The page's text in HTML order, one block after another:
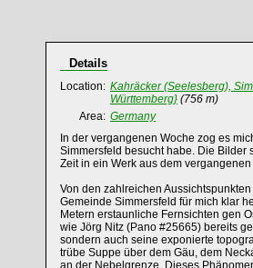
Details
Location: Kahräcker (Seelesberg),
Württemberg} (756 m)
Area: Germany
In der vergangenen Woche zog es
Simmersfeld besucht habe. Die Bilder
Zeit in ein Werk aus dem
Von den zahlreichen
Gemeinde Simmersfeld für mich klar
Metern erstaunliche Fernsichten gen
wie Jörg Nitz (Pano #25665) bereits
sondern auch seine exponierte
trübe Suppe über dem Gäu, dem
an der Nebelgrenze. Dieses